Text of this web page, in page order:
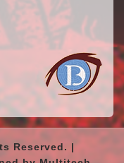
Reserved. |